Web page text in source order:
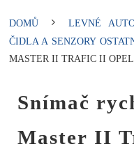
DOMŮ LEVNÉ
ČIDLA A SENZORY
MASTER II TRAFIC II
Snímač
Master II